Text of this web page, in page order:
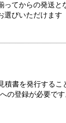
てからの発送と
選びいただけます
書を発行するこ
の登録が必要です